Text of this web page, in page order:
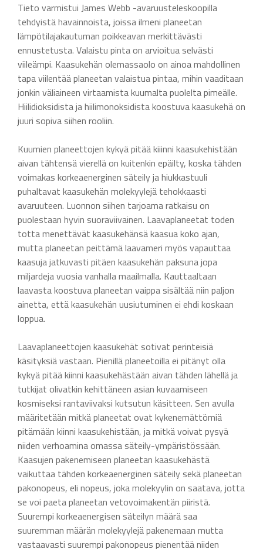
Tieto varmistui James Webb -avaruusteleskoopilla
tehdyistä havainnoista, joissa ilmeni planeetan
lämpötilajakautuman poikkeavan merkittävästi
ennustetusta. Valaistu pinta on arvioitua selvästi
viileämpi. Kaasukehän olemassaolo on ainoa mahdollinen
tapa viilentää planeetan valaistua pintaa, mihin vaaditaan
jonkin väliaineen virtaamista kuumalta puolelta pimeälle.
Hiilidioksidista ja hiilimonoksidista koostuva kaasukehä on
juuri sopiva siihen rooliin.
Kuumien planeettojen kykyä pitää kiiinni kaasukehistään
aivan tähtensä vierellä on kuitenkin epäilty, koska tähden
voimakas korkeaenerginen säteily ja hiukkastuuli
puhaltavat kaasukehän molekyylejä tehokkaasti
avaruuteen. Luonnon siihen tarjoama ratkaisu on
puolestaan hyvin suoraviivainen. Laavaplaneetat toden
totta menettävät kaasukehänsä kaasua koko ajan,
mutta planeetan peittämä laavameri myös vapauttaa
kaasuja jatkuvasti pitäen kaasukehän paksuna jopa
miljardeja vuosia vanhalla maailmalla. Kauttaaltaan
laavasta koostuva planeetan vaippa sisältää niin paljon
ainetta, että kaasukehän uusiutuminen ei ehdi koskaan
loppua.
Laavaplaneettojen kaasukehät sotivat perinteisiä
käsityksiä vastaan. Pienillä planeetoilla ei pitänyt olla
kykyä pitää kiinni kaasukehästään aivan tähden lähellä ja
tutkijat olivatkin kehittäneen asian kuvaamiseen
kosmiseksi rantaviivaksi kutsutun käsitteen. Sen avulla
määritetään mitkä planeetat ovat kykenemättömiä
pitämään kiinni kaasukehistään, ja mitkä voivat pysyä
niiden verhoamina omassa säteily-ympäristössään.
Kaasujen pakenemiseen planeetan kaasukehästä
vaikuttaa tähden korkeaenerginen säteily sekä planeetan
pakonopeus, eli nopeus, joka molekyylin on saatava, jotta
se voi paeta planeetan vetovoimakentän piiristä.
Suurempi korkeaenergisen säteilyn määrä saa
suuremman määrän molekyylejä pakenemaan mutta
vastaavasti suurempi pakonopeus pienentää niiden